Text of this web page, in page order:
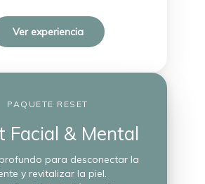
Ver experiencia
PAQUETE RESET
Facial & Mental
para desconectar la
y revitalizar la piel.